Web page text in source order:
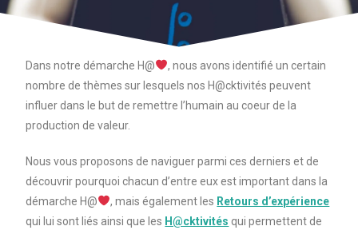
Dans notre démarche H@
, nous avons identifié un certain
nombre de thèmes sur lesquels nos H@cktivités peuvent
influer dans le but de remettre l’humain au coeur de la
production de valeur.
Nous vous proposons de naviguer parmi ces derniers et de
découvrir pourquoi chacun d’entre eux est important dans la
démarche H@
, mais également les Retours d’expérience
qui lui sont liés ainsi que les H@cktivités qui permettent de